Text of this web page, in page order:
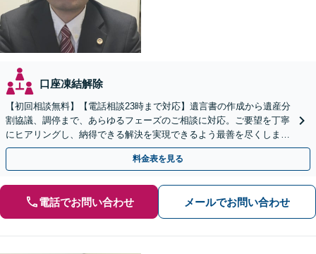
口座凍結解除
【初回相談無料】【電話相談23時まで対応】遺言書の作成から遺産分
割協議、調停まで、あらゆるフェーズのご相談に対応。ご要望を丁寧
にヒアリングし、納得できる解決を実現できるよう最善を尽くします
【夜間・休日対応可】【西大路御池駅徒歩1分】
料金表を見る
電話でお問い合わせ メールでお問い合わせ